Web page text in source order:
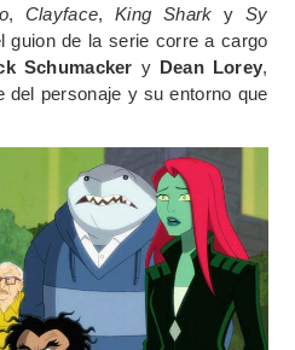
, Clayface,King Shark y Sy
guion de la serie corre a cargo
Schumacker y Dean Lorey,
del personaje y su entorno que